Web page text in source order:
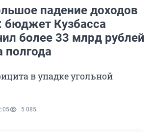
падение доходов
бюджет Кузбасса
более 33 млрд рублей
полгода
в упадке угольной
5 085